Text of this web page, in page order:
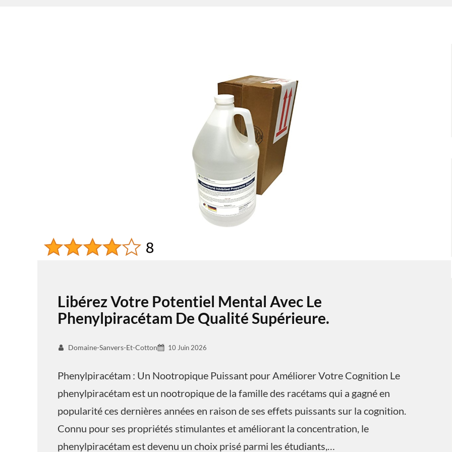
Libérez Votre Potentiel Mental Avec Le
Phenylpiracétam De Qualité Supérieure.
Domaine-Sanvers-Et-Cotton 10 Juin 2026
Phenylpiracétam : Un Nootropique Puissant pour Améliorer Votre Cognition Le
phenylpiracétam est un nootropique de la famille des racétams qui a gagné en
popularité ces dernières années en raison de ses effets puissants sur la cognition.
Connu pour ses propriétés stimulantes et améliorant la concentration, le
phenylpiracétam est devenu un choix prisé parmi les étudiants,…